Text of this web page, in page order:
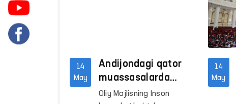
14
May
Andijondagi qator
muassasalarda
inson huquqlariga
Oliy Majlisning Inson
14
May